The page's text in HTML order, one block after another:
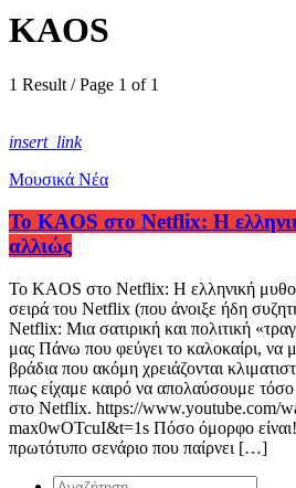
KAOS
1 Result / Page 1 of 1
insert_link
Μουσικά Νέα
Το KAOS στο Netflix: Η
αλλιώς
Το KAOS στο Netflix: Η ελληνική
σειρά του Netflix (που άνοιξε ήδη
Netflix: Μια σατιρική και πολιτική
μας Πάνω που φεύγει το καλοκαίρι, να
βράδια που ακόμη χρειάζονται
πως είχαμε καιρό να απολαύσουμε
στο Netflix. https://www.youtube.com/
max0wOTcuI&t=1s Πόσο όμορφο
πρωτότυπο σενάριο που παίρνει […]